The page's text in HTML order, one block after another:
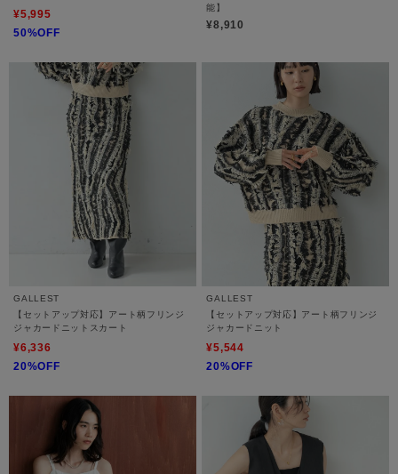
¥5,995
50%OFF
能】
¥8,910
GALLEST
【セットアップ対応】アート柄フリンジ
ジャカードニットスカート
¥6,336
20%OFF
GALLEST
【セットアップ対応】アート柄フリンジ
ジャカードニット
¥5,544
20%OFF